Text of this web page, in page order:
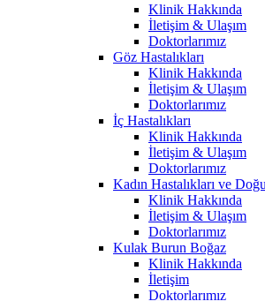
Klinik Hakkında
İletişim & Ulaşım
Doktorlarımız
Göz Hastalıkları
Klinik Hakkında
İletişim & Ulaşım
Doktorlarımız
İç Hastalıkları
Klinik Hakkında
İletişim & Ulaşım
Doktorlarımız
Kadın Hastalıkları ve
Klinik Hakkında
İletişim & Ulaşım
Doktorlarımız
Kulak Burun Boğaz
Klinik Hakkında
İletişim
Doktorlarımız